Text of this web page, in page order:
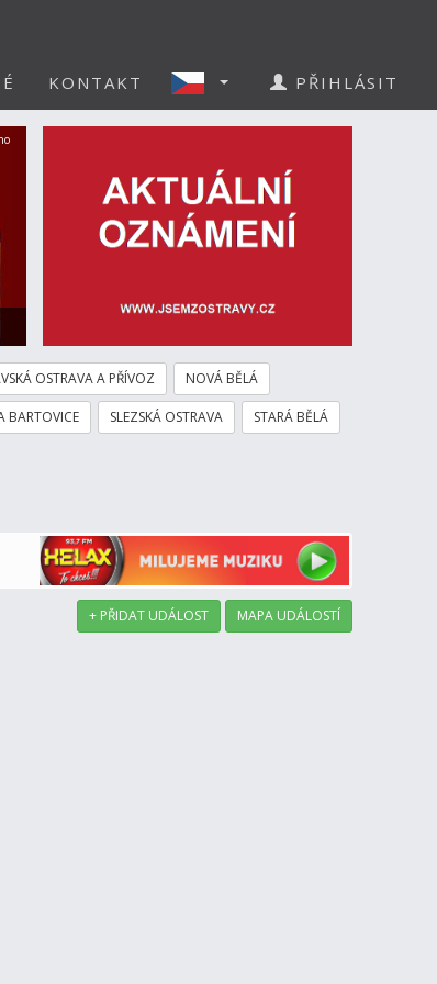
KONTAKT PŘIHLÁSIT
OSTRAVA A PŘÍVOZ NOVÁ BĚLÁ
BARTOVICE SLEZSKÁ OSTRAVA STARÁ BĚLÁ
+ PŘIDAT UDÁLOST MAPA UDÁLOSTÍ